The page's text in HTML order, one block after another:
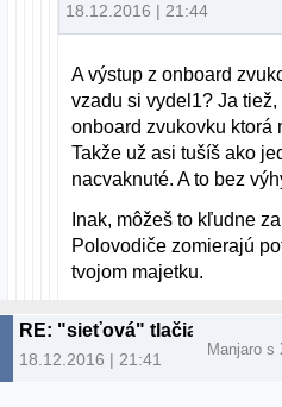
18.12.2016 | 21:44
A výstup z onboard
vzadu si vydel1? Ja
onboard zvukovku ktorá
Takže už asi tušíš ako
nacvaknuté. A to bez
Inak, môžeš to kľudne
Polovodiče zomierajú
tvojom majetku.
RE: "sieťová" tlačiareň
18.12.2016 | 21:41
Manjaro s